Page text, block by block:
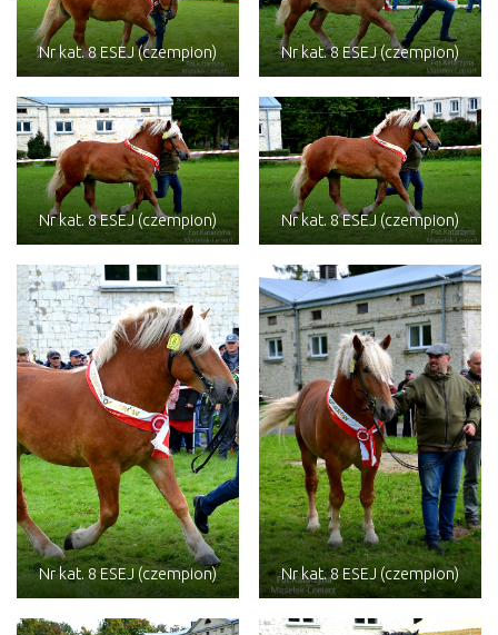
Nr kat. 8 ESEJ (czempion) Nr kat. 8 ESEJ (czempion)
Nr kat. 8 ESEJ (czempion) Nr kat. 8 ESEJ (czempion)
Nr kat. 8 ESEJ (czempion) Nr kat. 8 ESEJ (czempion)